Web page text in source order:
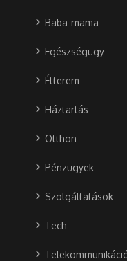
Baba-mama
Egészségügy
Étterem
Háztartás
Otthon
Pénzügyek
Szolgáltatások
Tech